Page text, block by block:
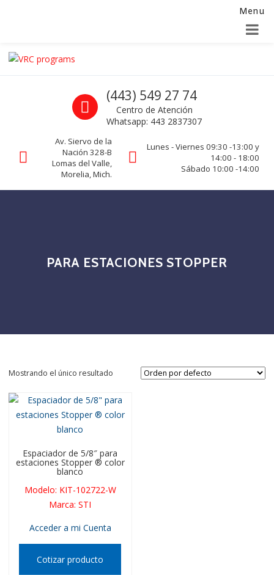
Menu
Skip to navigation
Skip to content
La seguridad de su empresa es nuestro negocio.
Call us
(443) 549 27 74
Centro de Atención
Whatsapp: 443 2837307
Av. Siervo de la
Nación 328-B
Lomas del Valle,
Morelia, Mich.
Lunes - Viernes 09:30 -13:00 y
14:00 - 18:00
Sábado 10:00 -14:00
PARA ESTACIONES STOPPER
Mostrando el único resultado
Espaciador de 5/8″ para
estaciones Stopper ® color
blanco
Modelo: KIT-102722-W
Marca:STI
Acceder a mi Cuenta
Cotizar producto